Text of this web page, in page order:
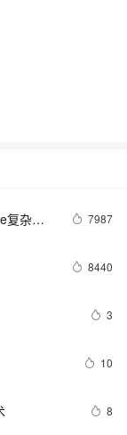
复杂类
7987
8440
3
10
8